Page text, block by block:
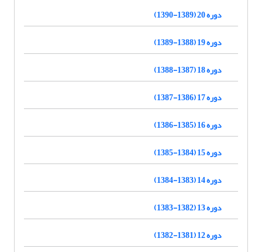
دوره 20 (1389-1390)
دوره 19 (1388-1389)
دوره 18 (1387-1388)
دوره 17 (1386-1387)
دوره 16 (1385-1386)
دوره 15 (1384-1385)
دوره 14 (1383-1384)
دوره 13 (1382-1383)
دوره 12 (1381-1382)